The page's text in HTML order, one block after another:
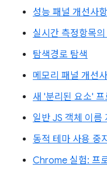
성능 패널 개선사항
실시간 측정항목의
탐색경로 탐색
메모리 패널 개선
새 '분리된 요소' 프
일반 JS 객체 이름
동적 테마 사용 중지
Chrome 실험: 프